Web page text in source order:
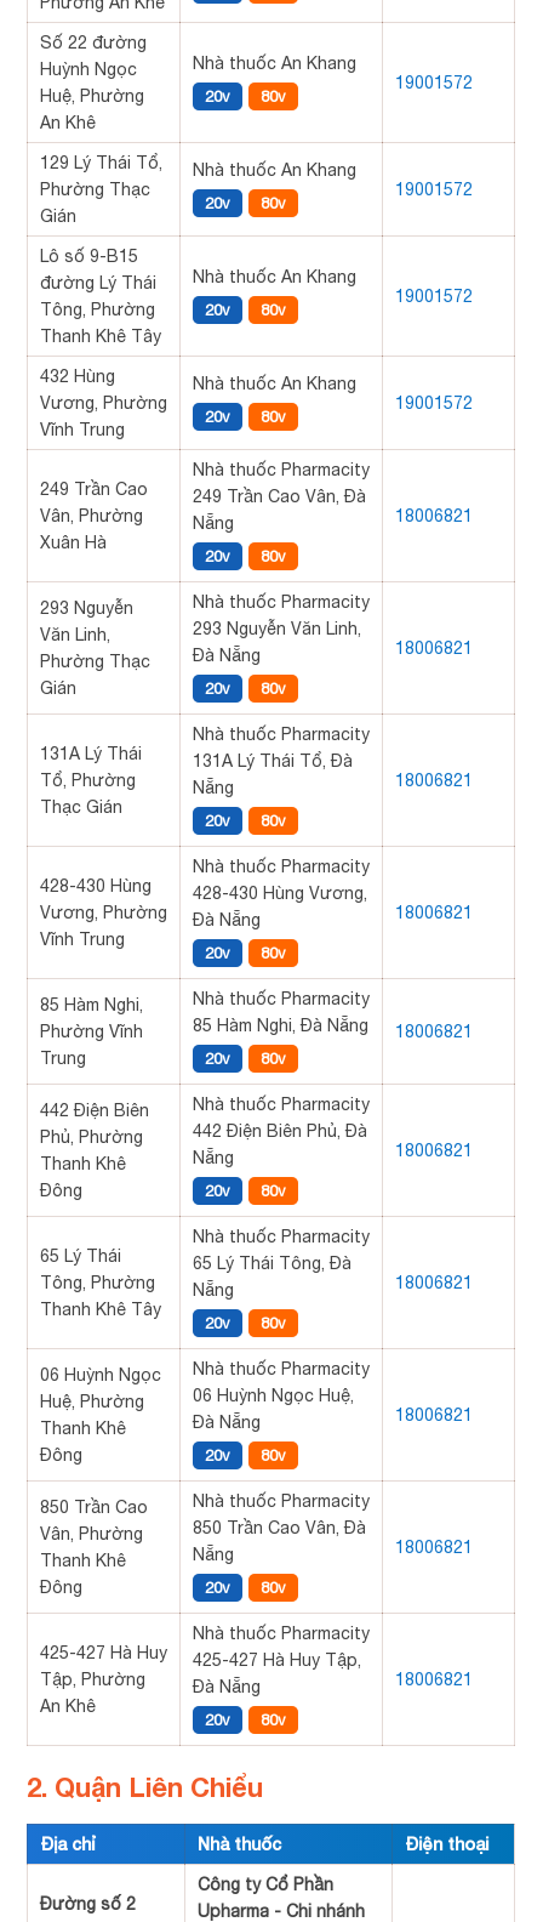
Số 22 đường
Huỳnh Ngọc
Huệ, Phường
An Khê
Nhà thuốc An Khang
20v 80v
19001572
129 Lý Thái Tổ,
Phường Thạc
Gián
Nhà thuốc An Khang
20v 80v
19001572
Lô số 9-B15
đường Lý Thái
Tông, Phường
Thanh Khê Tây
Nhà thuốc An Khang
20v 80v
19001572
432 Hùng
Vương, Phường
Vĩnh Trung
Nhà thuốc An Khang
20v 80v
19001572
249 Trần Cao
Vân, Phường
Xuân Hà
Nhà thuốc Pharmacity
249 Trần Cao Vân, Đà
Nẵng
20v 80v
18006821
293 Nguyễn
Văn Linh,
Phường Thạc
Gián
Nhà thuốc Pharmacity
293 Nguyễn Văn Linh,
Đà Nẵng
20v 80v
18006821
131A Lý Thái
Tổ, Phường
Thạc Gián
Nhà thuốc Pharmacity
131A Lý Thái Tổ, Đà
Nẵng
20v 80v
18006821
428-430 Hùng
Vương, Phường
Vĩnh Trung
Nhà thuốc Pharmacity
428-430 Hùng Vương,
Đà Nẵng
20v 80v
18006821
85 Hàm Nghi,
Phường Vĩnh
Trung
Nhà thuốc Pharmacity
85 Hàm Nghi, Đà Nẵng
20v 80v
18006821
442 Điện Biên
Phủ, Phường
Thanh Khê
Đông
Nhà thuốc Pharmacity
442 Điện Biên Phủ, Đà
Nẵng
20v 80v
18006821
65 Lý Thái
Tông, Phường
Thanh Khê Tây
Nhà thuốc Pharmacity
65 Lý Thái Tông, Đà
Nẵng
20v 80v
18006821
06 Huỳnh Ngọc
Huệ, Phường
Thanh Khê
Đông
Nhà thuốc Pharmacity
06 Huỳnh Ngọc Huệ,
Đà Nẵng
20v 80v
18006821
850 Trần Cao
Vân, Phường
Thanh Khê
Đông
Nhà thuốc Pharmacity
850 Trần Cao Vân, Đà
Nẵng
20v 80v
18006821
425-427 Hà Huy
Tập, Phường
An Khê
Nhà thuốc Pharmacity
425-427 Hà Huy Tập,
Đà Nẵng
20v 80v
18006821
2. Quận Liên Chiểu
Địa chỉ Nhà thuốc Điện thoại
Đường số 2
Công ty Cổ Phần
Upharma - Chi nhánh